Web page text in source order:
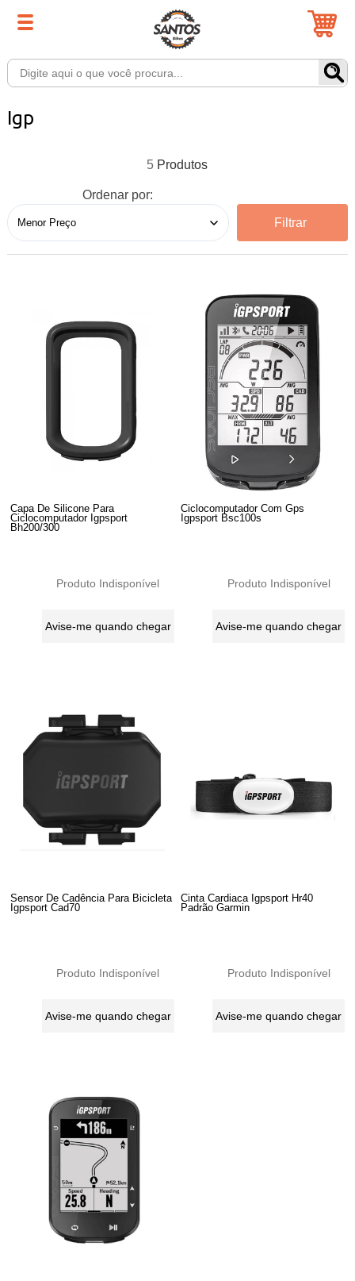
Igp
5
Ordenar por:
Filtrar
Capa De Silicone Para
Ciclocomputador Igpsport
Bh200/300
Produto Indisponível
Avise-me quando chegar
Ciclocomputador Com Gps
Igpsport Bsc100s
Produto Indisponível
Avise-me quando chegar
Sensor De Cadência Para Bicicleta
Igpsport Cad70
Produto Indisponível
Avise-me quando chegar
Cinta Cardiaca Igpsport Hr40
Padrão Garmin
Produto Indisponível
Avise-me quando chegar